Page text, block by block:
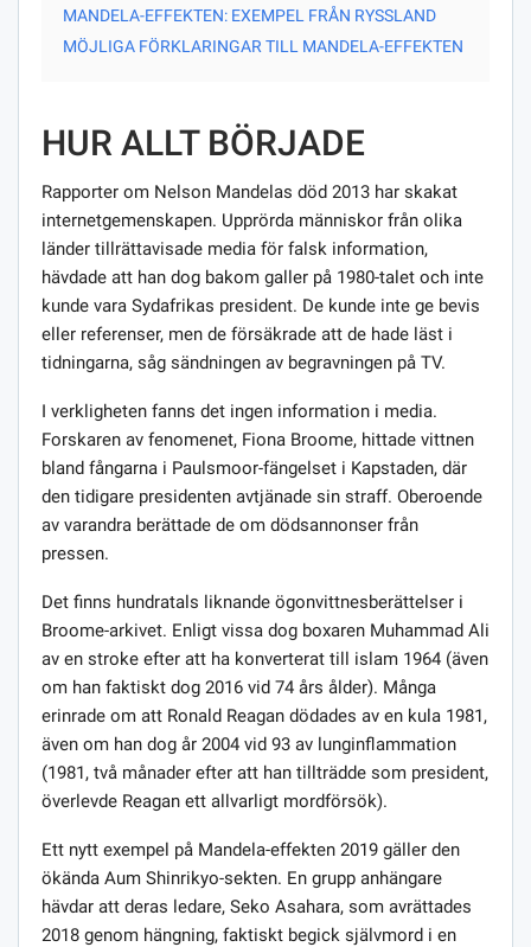
MANDELA-EFFEKTEN: EXEMPEL FRÅN RYSSLAND
MÖJLIGA FÖRKLARINGAR TILL MANDELA-EFFEKTEN
HUR ALLT BÖRJADE
Rapporter om Nelson Mandelas död 2013 har skakat
internetgemenskapen. Upprörda människor från olika
länder tillrättavisade media för falsk information,
hävdade att han dog bakom galler på 1980-talet och inte
kunde vara Sydafrikas president. De kunde inte ge bevis
eller referenser, men de försäkrade att de hade läst i
tidningarna, såg sändningen av begravningen på TV.
I verkligheten fanns det ingen information i media.
Forskaren av fenomenet, Fiona Broome, hittade vittnen
bland fångarna i Paulsmoor-fängelset i Kapstaden, där
den tidigare presidenten avtjänade sin straff. Oberoende
av varandra berättade de om dödsannonser från
pressen.
Det finns hundratals liknande ögonvittnesberättelser i
Broome-arkivet. Enligt vissa dog boxaren Muhammad Ali
av en stroke efter att ha konverterat till islam 1964 (även
om han faktiskt dog 2016 vid 74 års ålder). Många
erinrade om att Ronald Reagan dödades av en kula 1981,
även om han dog år 2004 vid 93 av lunginflammation
(1981, två månader efter att han tillträdde som president,
överlevde Reagan ett allvarligt mordförsök).
Ett nytt exempel på Mandela-effekten 2019 gäller den
ökända Aum Shinrikyo-sekten. En grupp anhängare
hävdar att deras ledare, Seko Asahara, som avrättades
2018 genom hängning, faktiskt begick självmord i en